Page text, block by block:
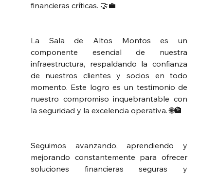
financieras críticas. 🤝💼
La Sala de Altos Montos es un
componente esencial de nuestra
infraestructura, respaldando la confianza
de nuestros clientes y socios en todo
momento. Este logro es un testimonio de
nuestro compromiso inquebrantable con
la seguridad y la excelencia operativa. 🌐🏦
Seguimos avanzando, aprendiendo y
mejorando constantemente para ofrecer
soluciones financieras seguras y